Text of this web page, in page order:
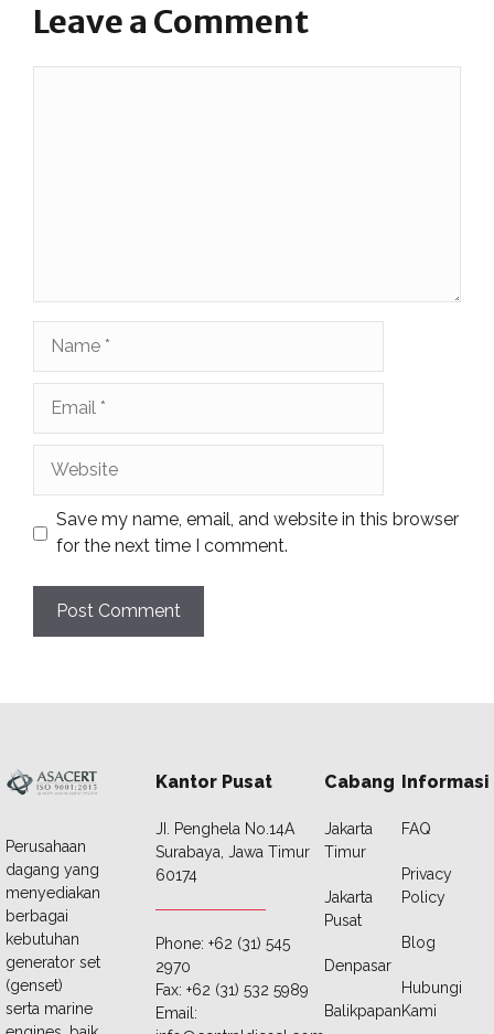
Leave a Comment
Save my name, email, and website in this browser
for the next time I comment.
Perusahaan
dagang yang
menyediakan
berbagai
kebutuhan
generator set
(genset)
serta marine
Kantor Pusat
JI. Penghela No.14A
Surabaya, Jawa Timur
60174
Phone: +62 (31) 545
2970
Fax: +62 (31) 532 5989
Email:
Cabang
Jakarta
Timur
Jakarta
Pusat
Denpasar
Balikpapan
Informasi
FAQ
Privacy
Policy
Blog
Hubungi
Kami